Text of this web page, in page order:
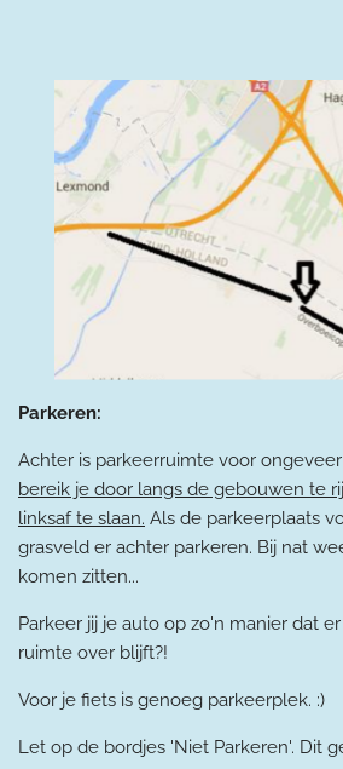
Parkeren:
Achter is parkeerruimte voor
bereik je door langs de gebouwen te
linksaf te slaan. Als de parkeerplaats
grasveld er achter parkeren. Bij nat
komen zitten...
Parkeer jij je auto op zo'n manier dat
ruimte over blijft?!
Voor je fiets is genoeg parkeerplek. :)
Let op de bordjes 'Niet Parkeren'. Dit